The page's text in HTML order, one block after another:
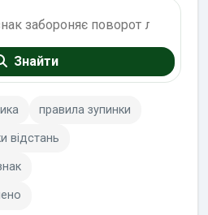
Знайти
правила зупинки
відстань